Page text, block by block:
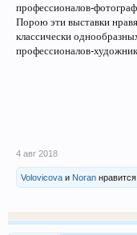
профессионалов-
Порою эти выставки
классически
профессионалов-
4 авг 2018
Volovicova и Noran нравится